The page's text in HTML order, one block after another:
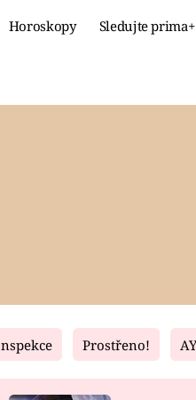
Horoskopy Sledujte prima+
FreshProstřeno!